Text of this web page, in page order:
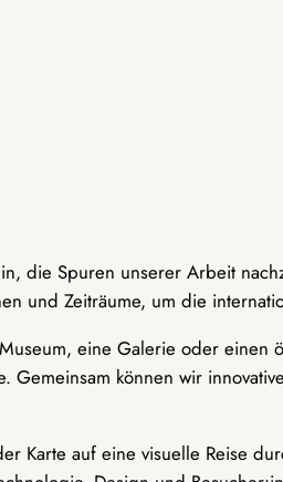
die Spuren unserer Arbeit
und Zeiträume, um die
eine Galerie oder einen
Gemeinsam können wir
Karte auf eine visuelle Reise